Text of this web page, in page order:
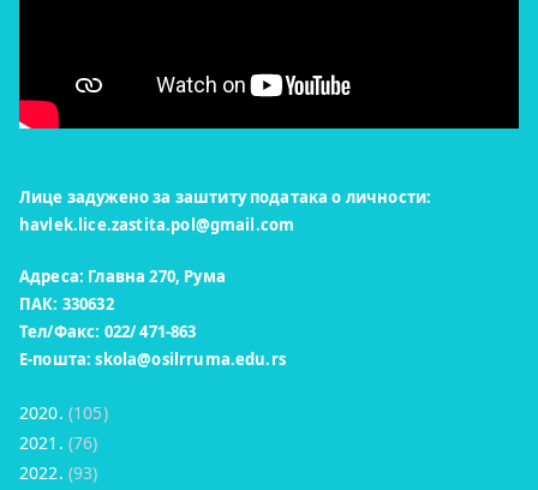
Лице задужено за заштиту података о личности:
havlek.lice.zastita.pol@gmail.com
Адреса: Главна 270, Рума
ПАК: 330632
Тел/Факс: 022/ 471-863
Е-пошта:skola@osilrruma.edu.rs
2020. (105)
2021. (76)
2022. (93)